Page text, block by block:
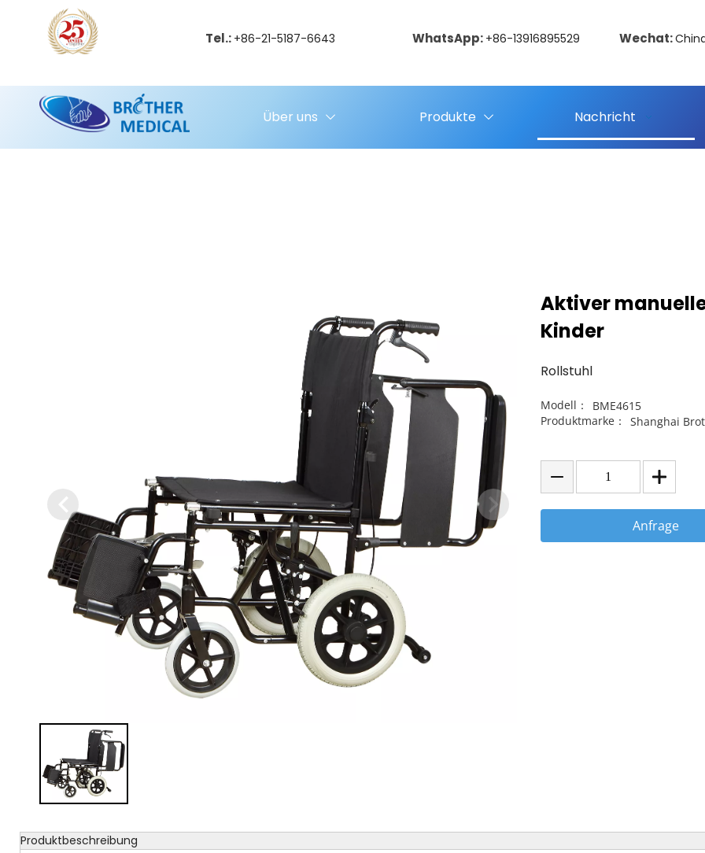
Tel.: +86-21-5187-6643 WhatsApp: +86-13916895529 Wechat:
Über uns Produkte Nachricht
Aktiver
Kinder
Rollstuhl
Modell：
BME4615
Produktmarke：
Shanghai
Anfrage
Produktbeschreibung